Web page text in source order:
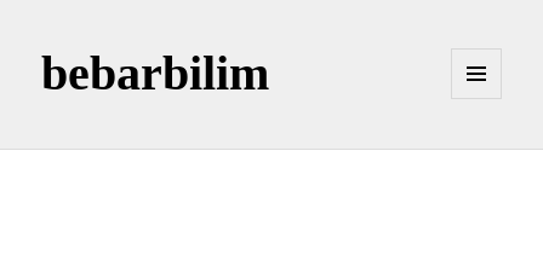
bebarbilim
BILEŞENLER